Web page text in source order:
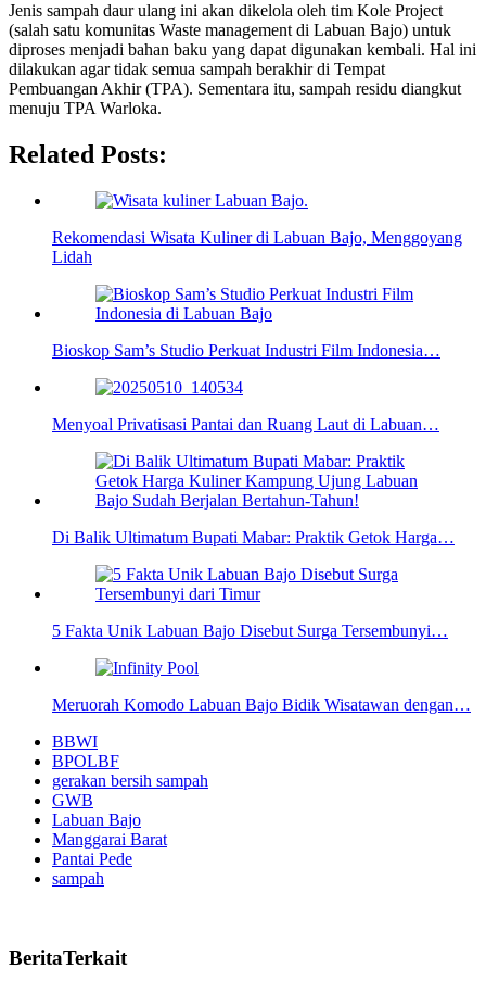
Jenis sampah daur ulang ini akan dikelola oleh tim Kole Project
(salah satu komunitas Waste management di Labuan Bajo) untuk
diproses menjadi bahan baku yang dapat digunakan kembali. Hal ini
dilakukan agar tidak semua sampah berakhir di Tempat
Pembuangan Akhir (TPA). Sementara itu, sampah residu diangkut
menuju TPA Warloka.
Related Posts:
Rekomendasi Wisata Kuliner di Labuan Bajo, Menggoyang
Lidah
Bioskop Sam’s Studio Perkuat Industri Film Indonesia…
Menyoal Privatisasi Pantai dan Ruang Laut di Labuan…
Di Balik Ultimatum Bupati Mabar: Praktik Getok Harga…
5 Fakta Unik Labuan Bajo Disebut Surga Tersembunyi…
Meruorah Komodo Labuan Bajo Bidik Wisatawan dengan…
BBWI
BPOLBF
gerakan bersih sampah
GWB
Labuan Bajo
Manggarai Barat
Pantai Pede
sampah
BeritaTerkait